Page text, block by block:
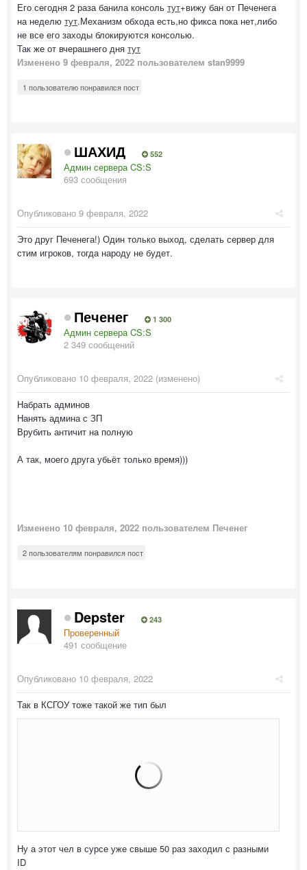
Его сегодня 2 раза банила консоль тут+вижу бан от Печенега
на неделю тут.Механизм обхода есть,но фикса пока нет,либо
не все его заходы блокируются консолью.
Так же от вчерашнего дня тут
Изменено 9 февраля, 2022 пользователем stan9999
1 пользователю понравился пост
ШАХИД 552
Админ сервера CS:S
693 сообщения
Опубликовано 9 февраля, 2022
Это друг Печенега!) Один только выход, сделать сервер для
стим игроков, тогда народу не будет.
Печенег 1 300
Админ сервера CS:S
2 349 сообщений
Опубликовано 10 февраля, 2022 (изменено)
Набрать админов
Нанять админа с ЗП
Врубить античит на полную
А так, моего друга убьёт только время)))
Изменено 10 февраля, 2022 пользователем Печенег
2 пользователям понравился пост
Depster 243
Проверенный
491 сообщение
Опубликовано 10 февраля, 2022
Так в КСГОУ тоже такой же тип был
Ну а этот чел в сурсе уже свыше 50 раз заходил с разными
ID